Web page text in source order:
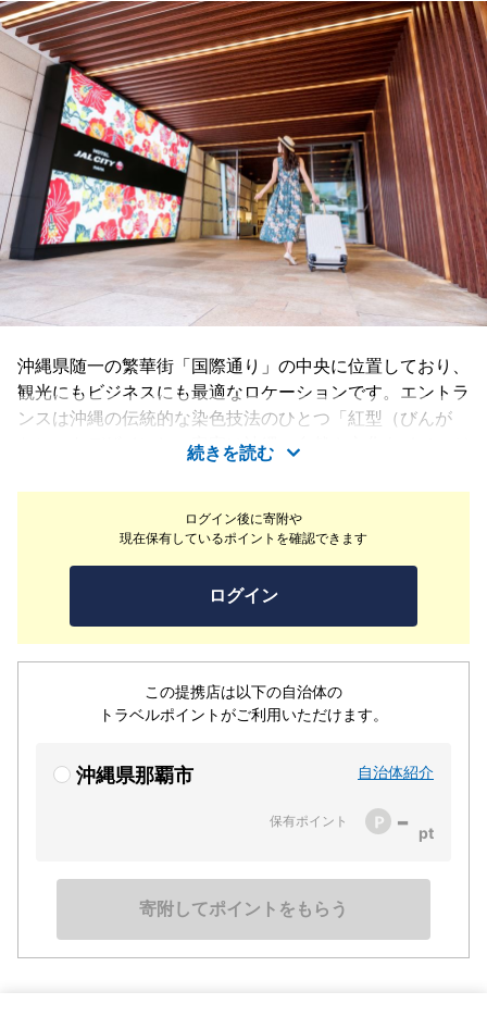
ログイン後に寄附や
現在保有しているポイントを確認できます
ログイン
この提携店は以下の自治体の
トラベルポイントがご利用いただけます。
沖縄県那覇市 自治体紹介
保有ポイント -
寄附してポイントをもらう
沖縄県随一の繁華街「国際通り」の中央に位置しており、
観光にもビジネスにも最適なロケーションです。エントラ
ンスは沖縄の伝統的な染色技法のひとつ「紅型（びんが
た）」をデザインし、客室は沖縄の自然や文化をイメージ
した機能的で心地よく、表通りの喧騒を感じさせない安ら
ぎの空間です。ワンランク上の快適性を追及したJプレミ
アムルームは、広さが自慢のJプレミアムフォースルー
ム、高層階のJプレミアムツインルーム、最上階に２室の
みのJプレミアムラグジュアリーの3タイプです。また1階
にある地元で人気のレストラン ボナペティでは、和洋に
加え沖縄の食材と食文化を楽しめる和洋琉の朝食ビュッフ
続きを読む